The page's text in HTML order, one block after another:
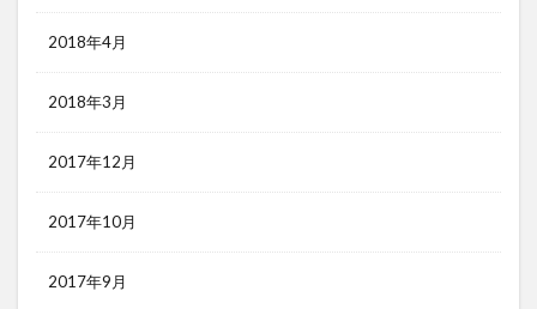
2018年4月
2018年3月
2017年12月
2017年10月
2017年9月